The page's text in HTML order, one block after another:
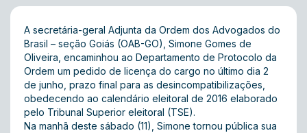
A secretária-geral Adjunta da Ordem dos Advogados do
Brasil – seção Goiás (OAB-GO), Simone Gomes de
Oliveira, encaminhou ao Departamento de Protocolo da
Ordem um pedido de licença do cargo no último dia 2
de junho, prazo final para as desincompatibilizações,
obedecendo ao calendário eleitoral de 2016 elaborado
pelo Tribunal Superior eleitoral (TSE).
Na manhã deste sábado (11), Simone tornou pública sua